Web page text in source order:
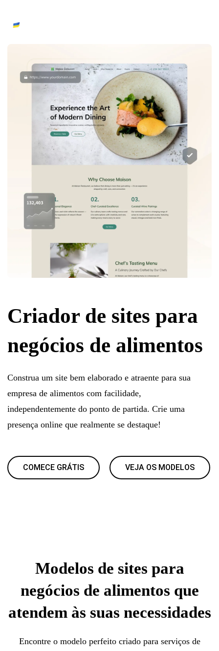
Criador de sites para
negócios de alimentos
Construa um site bem elaborado e atraente para sua
empresa de alimentos com facilidade,
independentemente do ponto de partida. Crie uma
presença online que realmente se destaque!
COMECE GRÁTIS VEJA OS MODELOS
Modelos de sites para
negócios de alimentos que
atendem às suas necessidades
Encontre o modelo perfeito criado para serviços de